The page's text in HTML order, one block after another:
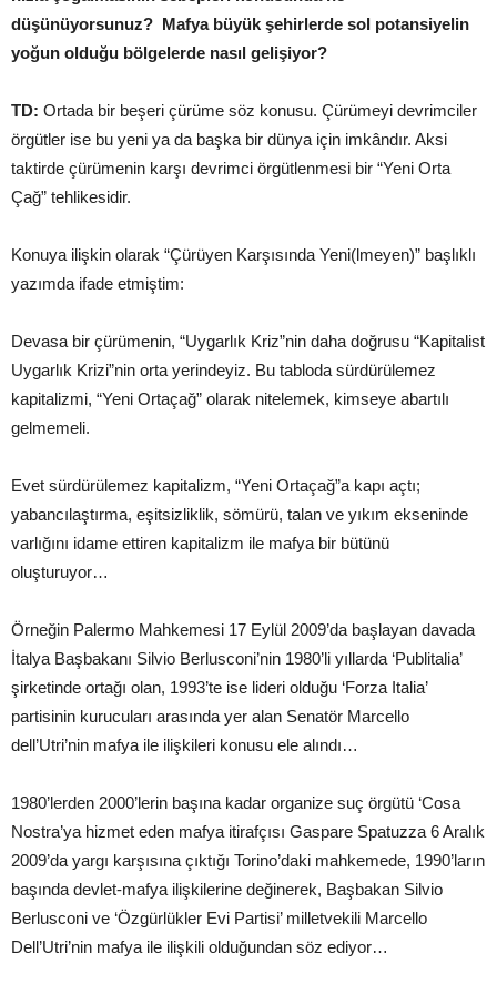
düşünüyorsunuz? Mafya büyük şehirlerde sol potansiyelin
yoğun olduğu bölgelerde nasıl gelişiyor?
TD: Ortada bir beşeri çürüme söz konusu. Çürümeyi devrimciler
örgütler ise bu yeni ya da başka bir dünya için imkândır. Aksi
taktirde çürümenin karşı devrimci örgütlenmesi bir “Yeni Orta
Çağ” tehlikesidir.
Konuya ilişkin olarak “Çürüyen Karşısında Yeni(lmeyen)” başlıklı
yazımda ifade etmiştim:
Devasa bir çürümenin, “Uygarlık Kriz”nin daha doğrusu “Kapitalist
Uygarlık Krizi”nin orta yerindeyiz. Bu tabloda sürdürülemez
kapitalizmi, “Yeni Ortaçağ” olarak nitelemek, kimseye abartılı
gelmemeli.
Evet sürdürülemez kapitalizm, “Yeni Ortaçağ”a kapı açtı;
yabancılaştırma, eşitsizliklik, sömürü, talan ve yıkım ekseninde
varlığını idame ettiren kapitalizm ile mafya bir bütünü
oluşturuyor…
Örneğin Palermo Mahkemesi 17 Eylül 2009’da başlayan davada
İtalya Başbakanı Silvio Berlusconi’nin 1980’li yıllarda ‘Publitalia’
şirketinde ortağı olan, 1993’te ise lideri olduğu ‘Forza Italia’
partisinin kurucuları arasında yer alan Senatör Marcello
dell’Utri’nin mafya ile ilişkileri konusu ele alındı…
1980’lerden 2000’lerin başına kadar organize suç örgütü ‘Cosa
Nostra’ya hizmet eden mafya itirafçısı Gaspare Spatuzza 6 Aralık
2009’da yargı karşısına çıktığı Torino’daki mahkemede, 1990’ların
başında devlet-mafya ilişkilerine değinerek, Başbakan Silvio
Berlusconi ve ‘Özgürlükler Evi Partisi’ milletvekili Marcello
Dell’Utri’nin mafya ile ilişkili olduğundan söz ediyor…